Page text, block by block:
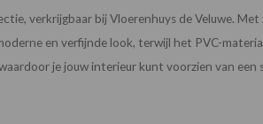
verkrijgbaar bij Vloerenhuys de Veluwe.
en verfijnde look, terwijl het PVC-
je jouw interieur kunt voorzien van